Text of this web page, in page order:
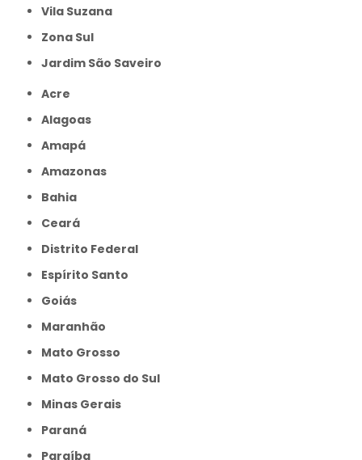
Vila Suzana
Zona Sul
jardim São Saveiro
Acre
Alagoas
Amapá
Amazonas
Bahia
Ceará
Distrito Federal
Espírito Santo
Goiás
Maranhão
Mato Grosso
Mato Grosso do Sul
Minas Gerais
Paraná
Paraíba